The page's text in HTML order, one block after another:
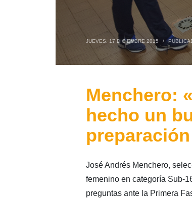
JUEVES, 17 DICIEMBRE 2015 /
Menchero:
hecho un
José Andrés Menchero,
femenino en categoría Sub-
preguntas ante la Primera